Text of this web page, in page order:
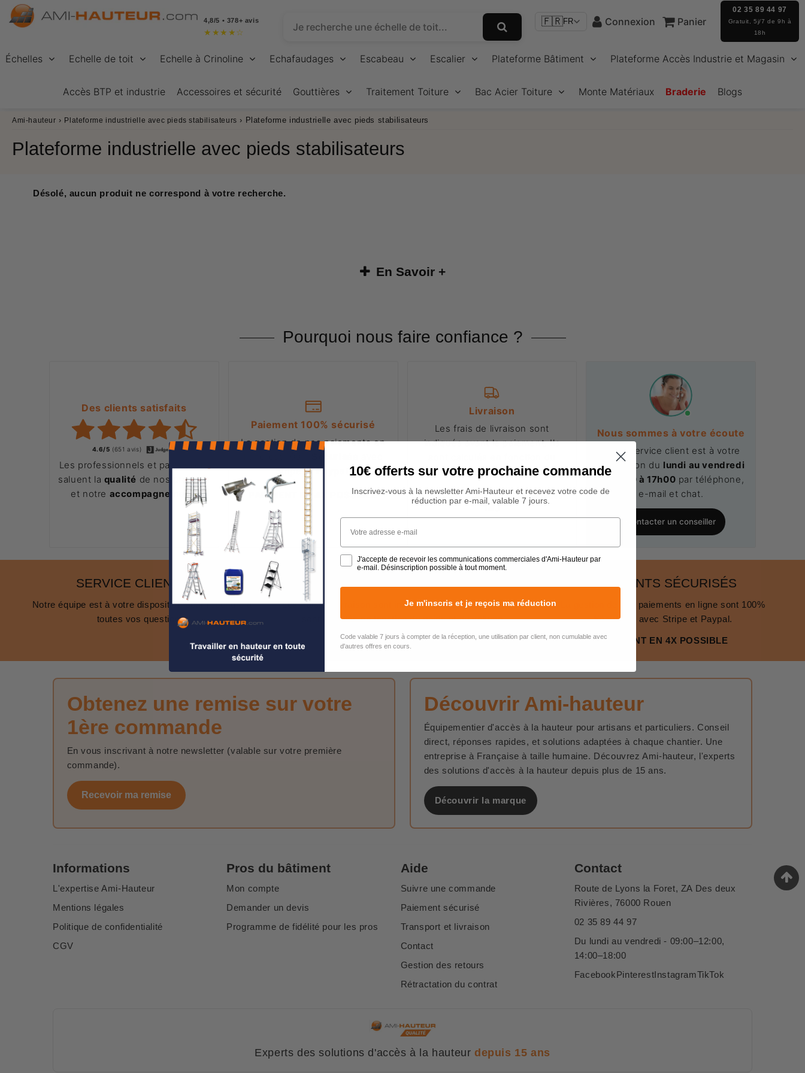
4,8/5 • 378+ avis
★ ★ ★ ★ ☆
🇫🇷FR Connexion Panier
02 35 89 44 97
Gratuit, 5j/7 de 9h à
18h
Échelles Echelle de toit Echelle à Crinoline Echafaudages Escabeau Escalier Plateforme Bâtiment Plateforme Accès Industrie et Magasin
Accès BTP et industrie Accessoires et sécurité Gouttières Traitement Toiture Bac Acier Toiture Monte Matériaux Braderie Blogs
Ami-hauteur › Plateforme industrielle avec pieds stabilisateurs › Plateforme industrielle avec pieds stabilisateurs
Plateforme industrielle avec pieds stabilisateurs
Désolé, aucun produit ne correspond à votre recherche.
En Savoir +
Pourquoi nous faire confiance ?
Des clients satisfaits
4.6/5 (651 avis)
Les professionnels et particuliers
saluent la qualité de nos produits
et notre accompagnement.
Paiement 100% sécurisé
La gestion de nos paiements en
Stripe etPaypal .
PAIEMENT EN 4X POSSIBLE
Livraison
Les frais de livraison sont
indiqués avant le paiement. Ils
poidset duvolume.
RETOURS GRATUITS PENDANT
14J
Nous sommes à votre écoute
Notre service client est à votre
disposition du lundi au vendredi
de 9h00 à 17h00 par téléphone,
e-mail et chat.
Contacter un conseiller
SERVICE CLIENT 24/7
Notre équipe est à votre disposition pour répondre à
toutes vos questions.
Les frais de livraison sont indiqués avant le paiement. Ils
sont calculés en fonction du poids et du volume
PAIEMENTS SÉCURISÉS
La gestion de nos paiements en ligne sont 100%
Sécurisés avec Stripe et Paypal.
PAIEMENT EN 4X POSSIBLE
Obtenez une remise sur votre
1ère commande
En vous inscrivant à notre newsletter (valable sur votre première
commande).
Recevoir ma remise
Découvrir Ami-hauteur
Équipementier d'accès à la hauteur pour artisans et particuliers. Conseil
direct, réponses rapides, et solutions adaptées à chaque chantier. Une
entreprise à Française à taille humaine. Découvrez Ami-hauteur, l'experts
des solutions d'accès à la hauteur depuis plus de 15 ans.
Découvrir la marque
Informations
L'expertise Ami-Hauteur
Mentions légales
Politique de confidentialité
CGV
Pros du bâtiment
Mon compte
Demander un devis
Programme de fidélité pour les pros
Aide
Suivre une commande
Paiement sécurisé
Transport et livraison
Contact
Gestion des retours
Rétractation du contrat
Contact
Route de Lyons la Foret, ZA Des deux
Rivières, 76000 Rouen
02 35 89 44 97
Du lundi au vendredi - 09:00–12:00,
14:00–18:00
Facebook Pinterest InstagramTikTok
Experts des solutions d'accès à la hauteur depuis 15 ans
10€ offerts sur votre prochaine commande
Inscrivez-vous à la newsletter Ami-Hauteur et recevez votre code de
réduction par e-mail, valable 7 jours.
Votre adresse e-mail
J'accepte de recevoir les communications commerciales d'Ami-Hauteur par
e-mail. Désinscription possible à tout moment.
Je m'inscris et je reçois ma réduction
Code valable 7 jours à compter de la réception, une utilisation par client, non cumulable avec
d'autres offres en cours.